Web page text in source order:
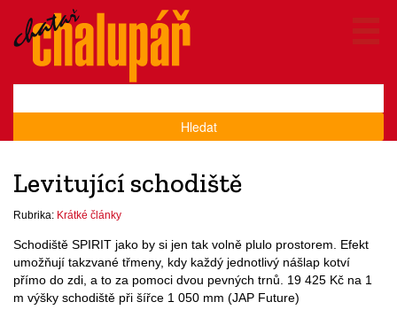
Hledat
Levitující schodiště
Rubrika: Krátké články
Schodiště SPIRIT jako by si jen tak volně plulo prostorem. Efekt
umožňují takzvané třmeny, kdy každý jednotlivý nášlap kotví
přímo do zdi, a to za pomoci dvou pevných trnů. 19 425 Kč na 1
m výšky schodiště při šířce 1 050 mm (JAP Future)